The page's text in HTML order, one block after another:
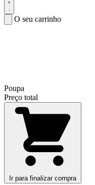
O seu carrinho
Poupa
Preço total
Ir para finalizar compra